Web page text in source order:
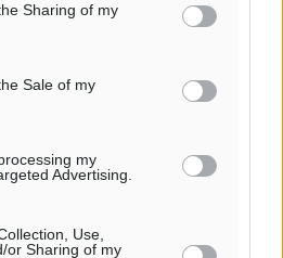
Sharing of my
Sale of my
my
Advertising.
Use,
or Sharing of my
να γίνουν - Όλοι